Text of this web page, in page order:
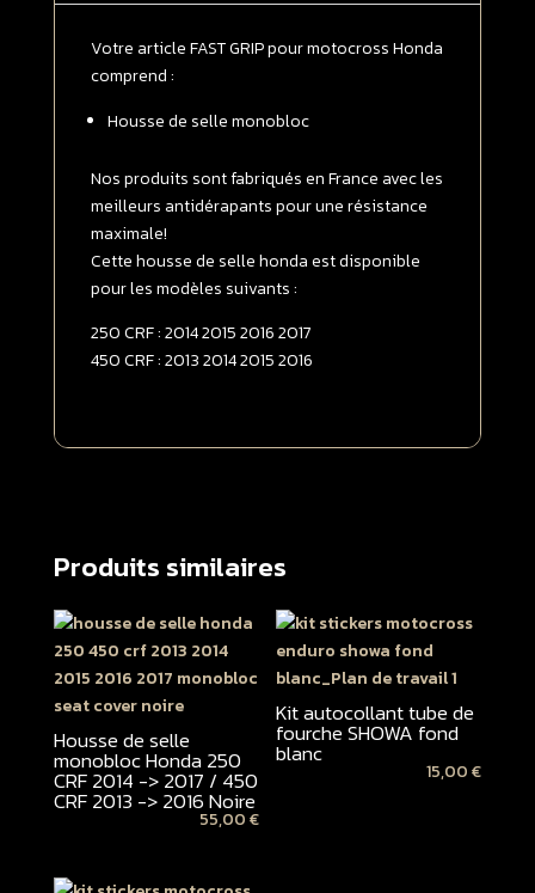
CRF
2014
>
/
450
CRF
2013
-
2016
Rouge
Votre article FAST GRIP pour motocross Honda
comprend :
Housse de selle monobloc
Nos produits sont fabriqués en France avec les
meilleurs antidérapants pour une résistance
maximale!
Cette housse de selle honda est disponible
pour les modèles suivants :
250 CRF : 2014 2015 2016 2017
450 CRF : 2013 2014 2015 2016
Produits similaires
Housse de selle
monobloc Honda 250
CRF 2014 -> 2017 / 450
CRF 2013 -> 2016 Noire
55,00€
Kit autocollant tube de
fourche SHOWA fond
blanc
15,00€